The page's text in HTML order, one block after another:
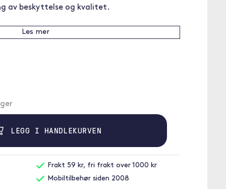
av beskyttelse og kvalitet.
Les mer
LEGG I HANDLEKURVEN
Frakt 59 kr, fri frakt over 1000 kr
Mobiltilbehør siden 2008